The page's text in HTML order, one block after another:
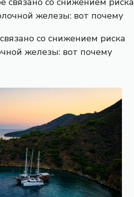
со снижением риска
железы: вот почему